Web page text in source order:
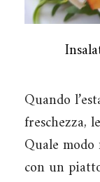
Quando
freschezza,
Quale
con un